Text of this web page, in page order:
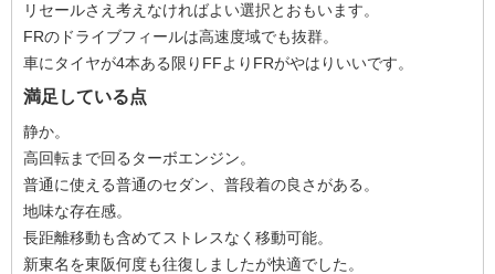
リセールさえ考えなければよい選択とおもいます。
FRのドライブフィールは高速度域でも抜群。
車にタイヤが4本ある限りFFよりFRがやはりいいです。
満足している点
静か。
高回転まで回るターボエンジン。
普通に使える普通のセダン、普段着の良さがある。
地味な存在感。
長距離移動も含めてストレスなく移動可能。
新東名を東阪何度も往復しましたが快適でした。